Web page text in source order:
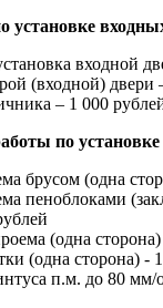
установке
входной
(входной) двери
– 1 000
по установке
брусом (одна
пеноблоками
(одна
(одна сторона) -
п.м. до 80 мм/